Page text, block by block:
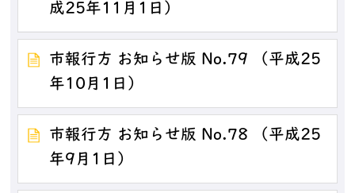
成25年11月1日）
市報行方 お知らせ版 No.79 （平成25
年10月1日）
市報行方 お知らせ版 No.78 （平成25
年9月1日）